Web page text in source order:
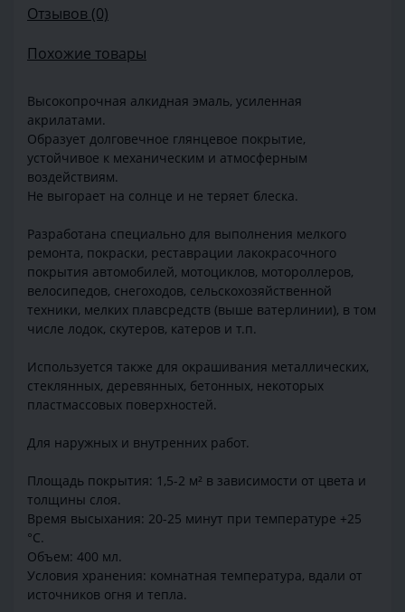
Отзывов (0)
Похожие товары
Высокопрочная алкидная эмаль, усиленная
акрилатами.
Образует долговечное глянцевое покрытие,
устойчивое к механическим и атмосферным
воздействиям.
Не выгорает на солнце и не теряет блеска.
Разработана специально для выполнения мелкого
ремонта, покраски, реставрации лакокрасочного
покрытия автомобилей, мотоциклов, мотороллеров,
велосипедов, снегоходов, сельскохозяйственной
техники, мелких плавсредств (выше ватерлинии), в том
числе лодок, скутеров, катеров и т.п.
Используется также для окрашивания металлических,
стеклянных, деревянных, бетонных, некоторых
пластмассовых поверхностей.
Для наружных и внутренних работ.
Площадь покрытия: 1,5-2 м² в зависимости от цвета и
толщины слоя.
Время высыхания: 20-25 минут при температуре +25
°С.
Объем: 400 мл.
Условия хранения: комнатная температура, вдали от
источников огня и тепла.